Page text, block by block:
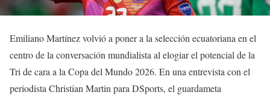
Emiliano Martínez volvió a poner a la selección ecuatoriana en el
centro de la conversación mundialista al elogiar el potencial de la
Tri de cara a la Copa del Mundo 2026. En una entrevista con el
periodista Christian Martin para DSports, el guardameta